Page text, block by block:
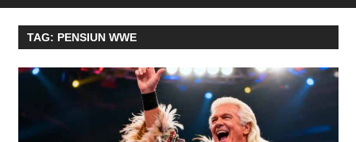
dari
berbagai
pandang
TAG: PENSIUN WWE